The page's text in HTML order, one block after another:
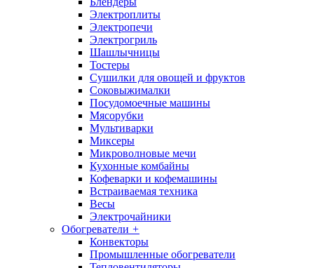
Электроплиты
Электропечи
Электрогриль
Шашлычницы
Тостеры
Сушилки для овощей и фруктов
Соковыжималки
Посудомоечные машины
Мясорубки
Мультиварки
Миксеры
Микроволновые мечи
Кухонные комбайны
Кофеварки и кофемашины
Встраиваемая техника
Весы
Электрочайники
Обогреватели +
Конвекторы
Промышленные обогреватели